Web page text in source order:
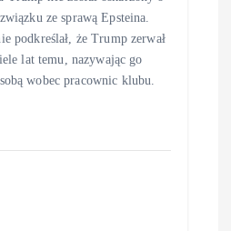
ze sprawą Epsteina.
podkreślał, że Trump zerwał
lat temu, nazywając go
wobec pracownic klubu.